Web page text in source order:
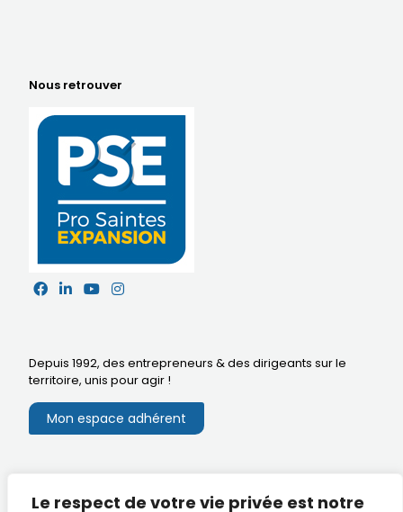
Le respect de votre vie privée est notre
Nous retrouver
Depuis 1992, des entrepreneurs & des dirigeants sur le
territoire, unis pour agir !
Mon espace adhérent
Extranet du CA